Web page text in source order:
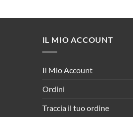
IL MIO ACCOUNT
Il Mio Account
Ordini
Traccia il tuo ordine